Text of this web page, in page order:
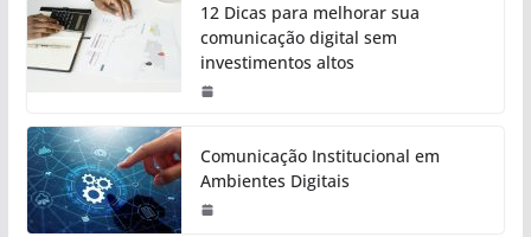
12 Dicas para melhorar sua
comunicação digital sem
investimentos altos
Comunicação Institucional em
Ambientes Digitais